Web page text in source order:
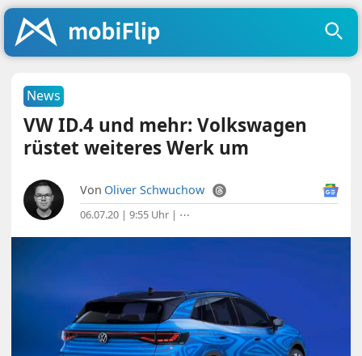
News
VW ID.4 und mehr: Volkswagen
rüstet weiteres Werk um
Von Oliver Schwuchow
06.07.20 | 9:55 Uhr | ⋯